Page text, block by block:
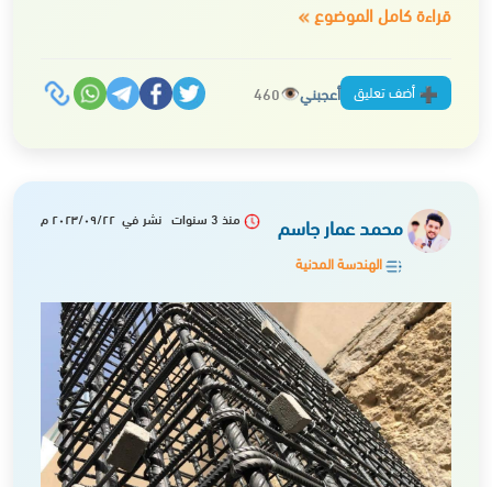
قراءة كامل الموضوع
أضف تعليق أعجبني 460
محمد عمار جاسم
الهندسة المدنية
منذ 3 سنوات نشر في ٢٠٢٣/٠٩/٢٢ م